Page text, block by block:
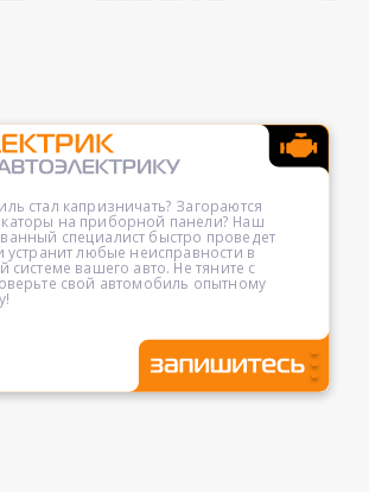
стал капризничать? Загораются
на приборной панели? Наш
специалист быстро проведет
устранит любые неисправности в
системе вашего авто. Не тяните с
свой автомобиль опытному